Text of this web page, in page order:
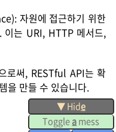
▼ Hide
Toggleamess
자원에 접근하기 위한
이는 URI, HTTP 메서드,
로써, RESTful API는 확
을 만들 수 있습니다.